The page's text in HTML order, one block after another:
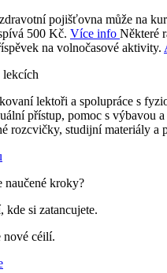
pojišťovna může na
500 Kč. Více info Některé
na volnočasové aktivity.
lekcích
lektoři a spolupráce s
přístup, pomoc s výbavou a
rozcvičky, studijní materiály a
naučené kroky?
kde si zatancujete.
nové céilí.